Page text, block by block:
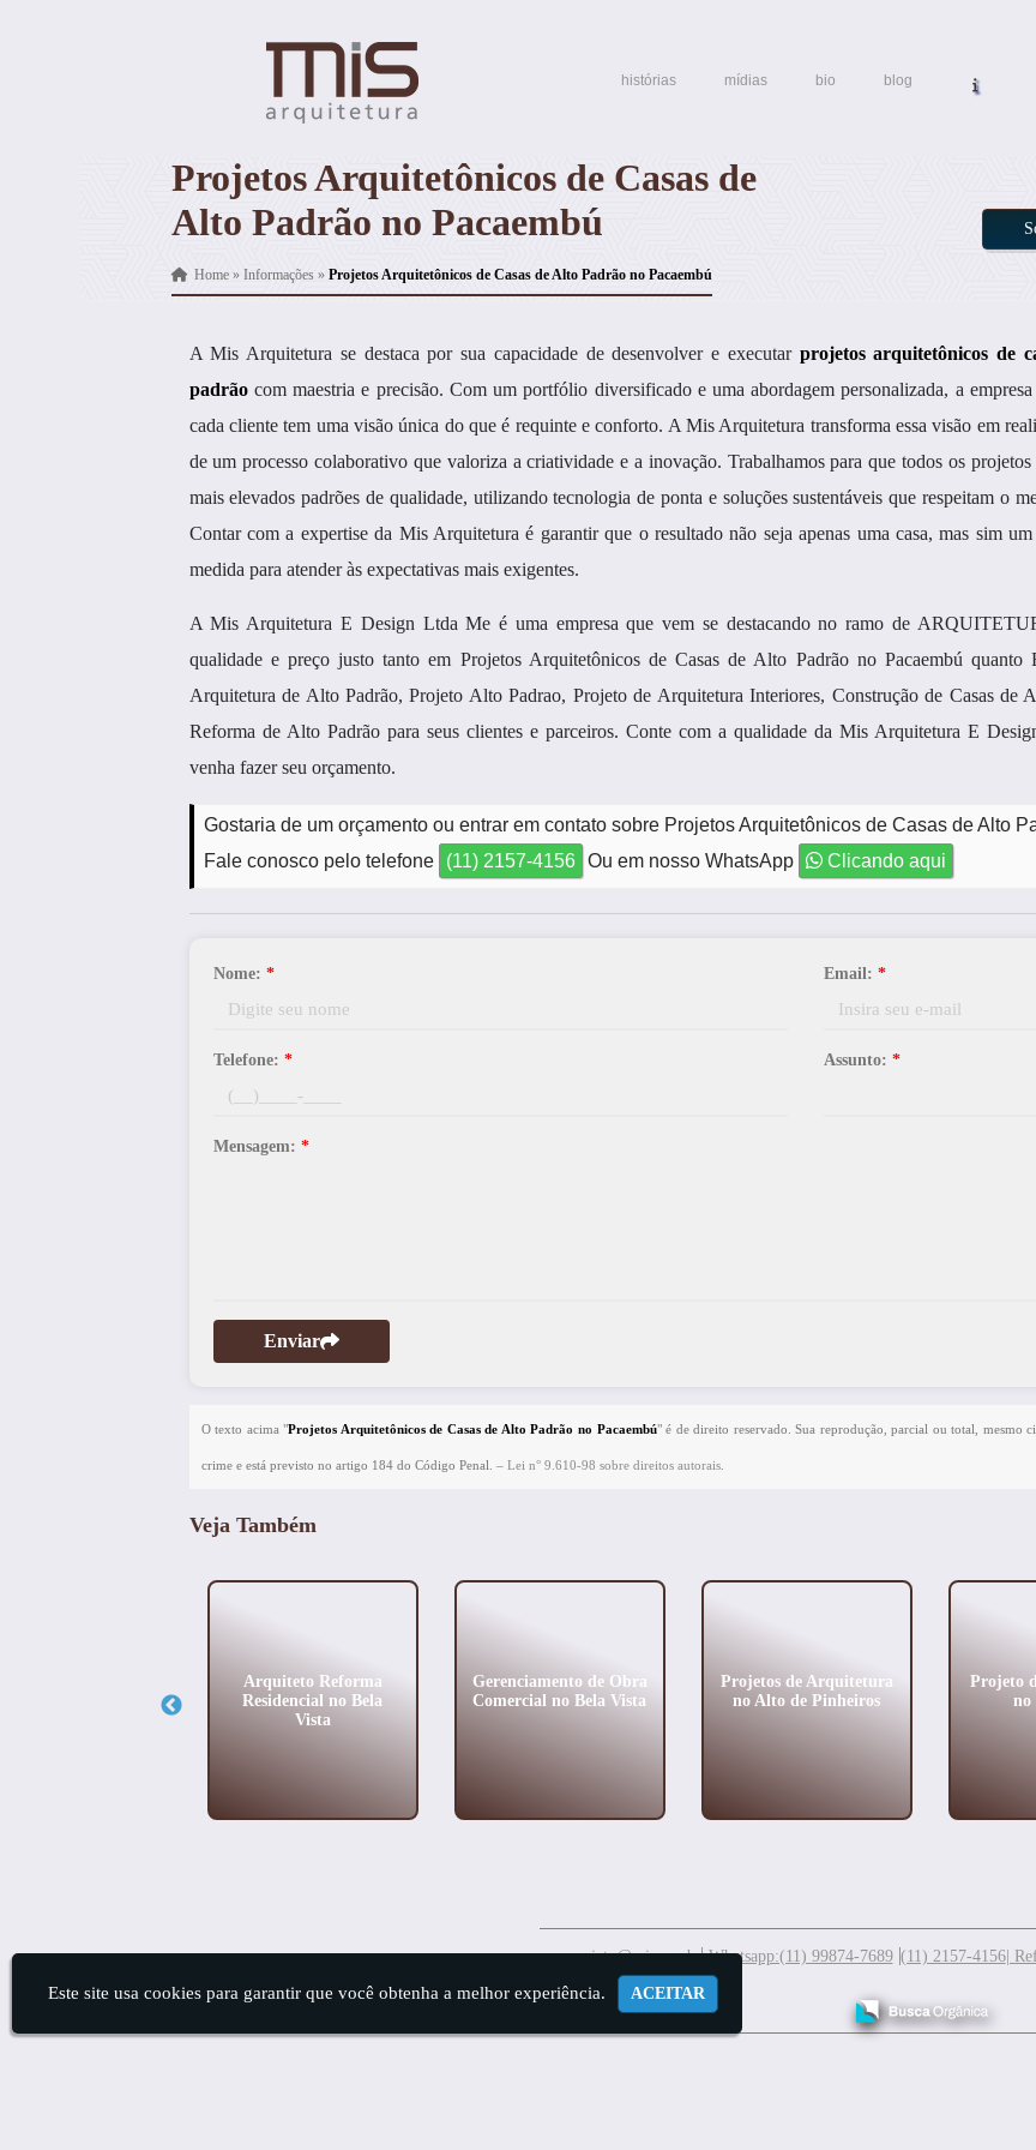
histórias mídias bio blog
Projetos Arquitetônicos de Casas de
Alto Padrão no Pacaembú
Home» Informações » Projetos Arquitetônicos de Casas de Alto Padrão no Pacaembú
A Mis Arquitetura se destaca por sua capacidade de desenvolver e executar projetos arquitetônicos de
padrãocom maestria e precisão. Com um portfólio diversificado e uma abordagem personalizada, a empresa
cada cliente tem uma visão única do que é requinte e conforto. A Mis Arquitetura transforma essa visão em
de um processo colaborativo que valoriza a criatividade e a inovação. Trabalhamos para que todos os projetos
mais elevados padrões de qualidade, utilizando tecnologia de ponta e soluções sustentáveis que respeitam o
Contar com a expertise da Mis Arquitetura é garantir que o resultado não seja apenas uma casa, mas sim
medida para atender às expectativas mais exigentes.
A Mis Arquitetura E Design Ltda Me é uma empresa que vem se destacando no ramo de
qualidade e preço justo tanto em Projetos Arquitetônicos de Casas de Alto Padrão no Pacaembú quanto
Arquitetura de Alto Padrão, Projeto Alto Padrao, Projeto de Arquitetura Interiores, Construção de Casas de
Reforma de Alto Padrão para seus clientes e parceiros. Conte com a qualidade da Mis Arquitetura E
venha fazer seu orçamento.
Gostaria de um orçamento ou entrar em contato sobre Projetos Arquitetônicos de Casas de Alto
Fale conosco pelo telefone
(11) 2157-4156 Ou em nosso WhatsApp Clicando aqui
Nome: * Email: *
Telefone: * Assunto: *
Mensagem: *
Enviar
O texto acima "Projetos Arquitetônicos de Casas de Alto Padrão no Pacaembú" é de direito reservado. Sua reprodução, parcial ou total, mesmo
crime e está previsto no artigo 184 do Código Penal. – Lei n° 9.610-98 sobre direitos autorais.
Veja Também
Arquiteto Reforma
Residencial no Bela
Vista
Gerenciamento de Obra
Comercial no Bela Vista
Projetos de Arquitetura
no Alto de Pinheiros
Projeto
no
meuprojeto@mis.arq.br Whatsapp:(11) 99874-7689 (11) 2157-4156|
Este site usa cookies para garantir que você obtenha a melhor experiência. ACEITAR